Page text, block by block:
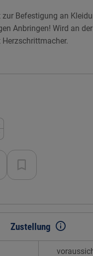
Befestigung an
Anbringen! Wird an
Zustellung info_outline